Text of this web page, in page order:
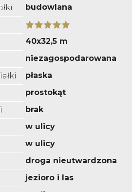
budowlana
40x32,5 m
niezagospodarowana
płaska
prostokąt
brak
w ulicy
w ulicy
droga nieutwardzona
jezioro i las